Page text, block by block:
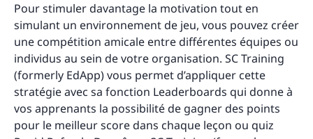
Pour stimuler davantage la motivation tout en
simulant un environnement de jeu, vous pouvez créer
une compétition amicale entre différentes équipes ou
individus au sein de votre organisation. SC Training
(formerly EdApp) vous permet d’appliquer cette
stratégie avec sa fonction Leaderboards qui donne à
vos apprenants la possibilité de gagner des points
pour le meilleur score dans chaque leçon ou quiz